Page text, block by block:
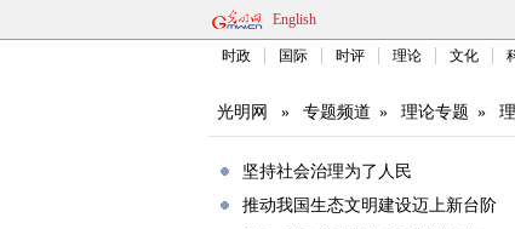
English
时政 国际 时评 理论 文化
光明网 » 专题频道 » 理论专题 »
坚持社会治理为了人民
推动我国生态文明建设迈上新台阶